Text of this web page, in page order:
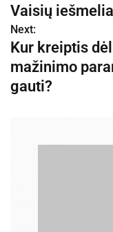
a
v
i
Vaisių
Next:
Kur kreiptis
mažinimo
gauti?